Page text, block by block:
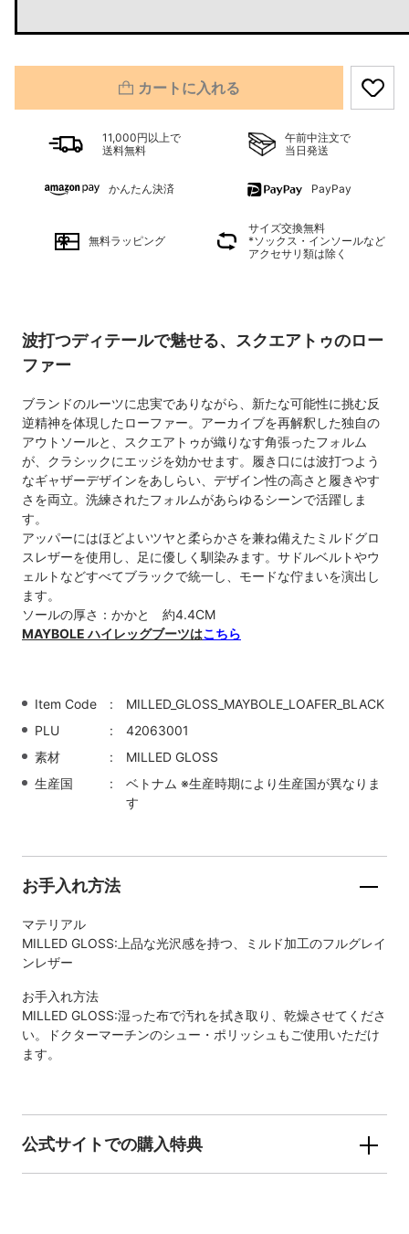
カートに入れる
11,000円以上で
送料無料
午前中注文で
当日発送
かんたん決済 PayPay
無料ラッピング
サイズ交換無料
*ソックス・インソールなど
アクセサリ類は除く
波打つディテールで魅せる、スクエアトゥのロー
ファー
ブランドのルーツに忠実でありながら、新たな可能性に挑む反
逆精神を体現したローファー。アーカイブを再解釈した独自の
アウトソールと、スクエアトゥが織りなす角張ったフォルム
が、クラシックにエッジを効かせます。履き口には波打つよう
なギャザーデザインをあしらい、デザイン性の高さと履きやす
さを両立。洗練されたフォルムがあらゆるシーンで活躍しま
す。
アッパーにはほどよいツヤと柔らかさを兼ね備えたミルドグロ
スレザーを使用し、足に優しく馴染みます。サドルベルトやウ
ェルトなどすべてブラックで統一し、モードな佇まいを演出し
ます。
ソールの厚さ：かかと 約4.4CM
MAYBOLE ハイレッグブーツはこちら
Item Code
MILLED_GLOSS_MAYBOLE_LOAFER_BLACK
PLU
42063001
素材
MILLED GLOSS
生産国
ベトナム ※生産時期により生産国が異なりま
す
お手入れ方法
マテリアル
MILLED GLOSS:上品な光沢感を持つ、ミルド加工のフルグレイ
ンレザー
お手入れ方法
MILLED GLOSS:湿った布で汚れを拭き取り、乾燥させてくださ
い。ドクターマーチンのシュー・ポリッシュもご使用いただけ
ます。
公式サイトでの購入特典